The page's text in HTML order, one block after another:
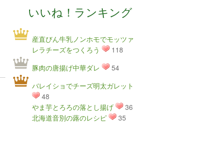
いいね！ランキング
産直びん牛乳ノンホモでモッツァ
レラチーズをつくろう
118
豚肉の唐揚げ中華ダレ
54
バレイショでチーズ明太ガレット
48
やま芋とろろの落とし揚げ
36
北海道音別の蕗のレシピ
35